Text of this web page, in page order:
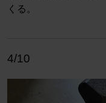
くる。
4/10